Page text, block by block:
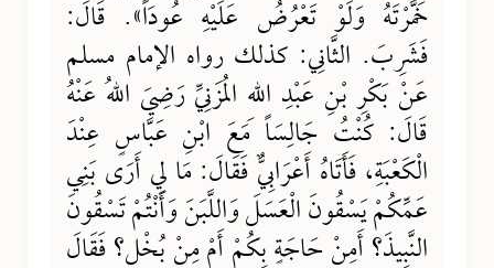
خَمَّرْتَهُ وَلَوْ تَعْرُضُ عَلَيْهِ عُودَاً». قَالَ:
فَشَرِبَ. الثَّانِي: كذلك رواه الإمام مسلم
عَنْ بَكْرِ بْنِ عَبْدِ اللهِ المُزَنِيِّ رَضِيَ اللهُ عَنْهُ
قَالَ: كُنْتُ جَالِسَاً مَعَ ابْنِ عَبَّاسٍ عِنْدَ
الْكَعْبَةِ، فَأَتَاهُ أَعْرَابِيٌّ فَقَالَ: مَا لِي أَرَى بَنِي
عَمِّكُمْ يَسْقُونَ الْعَسَلَ وَاللَّبَنَ وَأَنْتُمْ تَسْقُونَ
النَّبِيذَ؟ أَمِنْ حَاجَةٍ بِكُمْ أَمْ مِنْ بُخْلٍ؟ فَقَالَ